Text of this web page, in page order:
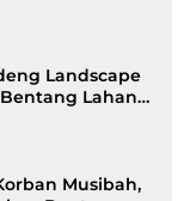
Landscape
Lahan
Musibah,